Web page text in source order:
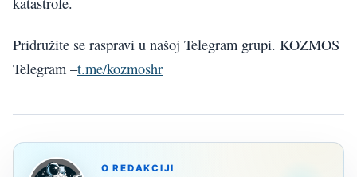
Pridružite se raspravi u našoj Telegram grupi. KOZMOS
Telegram –t.me/kozmoshr
O REDAKCIJI